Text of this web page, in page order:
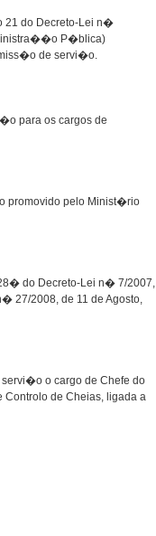
21 do Decreto-Lei n�
P�blica)
de servi�o.
para os cargos de
promovido pelo Minist�rio
do Decreto-Lei n� 7/2007,
27/2008, de 11 de Agosto,
o cargo de Chefe do
de Cheias, ligada a